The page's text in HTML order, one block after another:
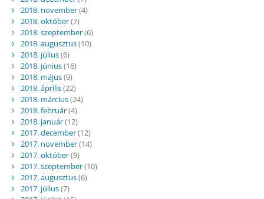
2018. november(4)
2018. október(7)
2018. szeptember(6)
2018. augusztus(10)
2018. július(6)
2018. június(16)
2018. május(9)
2018. április(22)
2018. március(24)
2018. február(4)
2018. január(12)
2017. december(12)
2017. november(14)
2017. október(9)
2017. szeptember(10)
2017. augusztus(6)
2017. július(7)